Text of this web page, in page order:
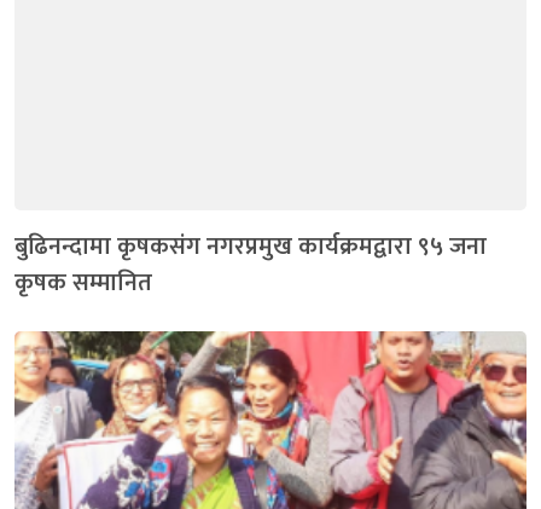
बुढिनन्दामा कृषकसंग नगरप्रमुख कार्यक्रमद्वारा ९५ जना
कृषक सम्मानित